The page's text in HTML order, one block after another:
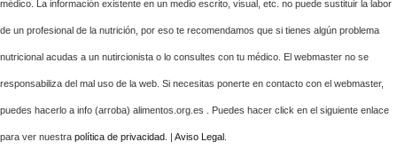
médico. La información existente en un medio escrito, visual, etc. no puede sustituir la labor
de un profesional de la nutrición, por eso te recomendamos que si tienes algún problema
nutricional acudas a un nutircionista o lo consultes con tu médico. El webmaster no se
responsabiliza del mal uso de la web. Si necesitas ponerte en contacto con el webmaster,
puedes hacerlo a info (arroba) alimentos.org.es . Puedes hacer click en el siguiente enlace
para ver nuestra política de privacidad . | Aviso Legal